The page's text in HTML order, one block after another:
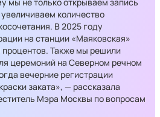
количество
В 2025 году
на станции «Маяковская»
процентов. Также мы решили
церемоний на Северном речном
вечерние регистрации
заката», — рассказала
Мэра Москвы по вопросам